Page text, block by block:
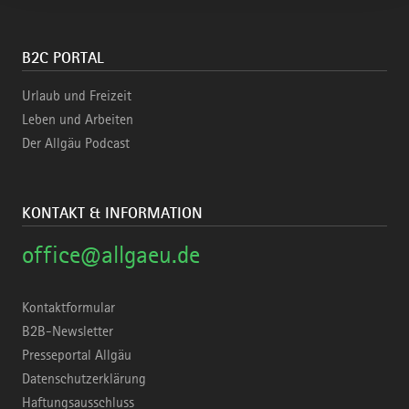
B2C PORTAL
Urlaub und Freizeit
Leben und Arbeiten
Der Allgäu Podcast
KONTAKT & INFORMATION
office@allgaeu.de
Kontaktformular
B2B-Newsletter
Presseportal Allgäu
Datenschutzerklärung
Haftungsausschluss